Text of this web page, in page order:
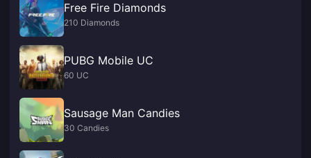
Free Fire Diamonds
210 Diamonds
PUBG Mobile UC
60 UC
Sausage Man Candies
30 Candies